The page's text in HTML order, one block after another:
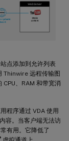
点添加到允许列表
Thinwire 远程传输图
CPU、RAM 和带宽消
程序通过 VDA 使用
容。当客户端无法访
有用。它降低了